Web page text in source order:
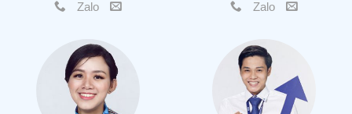
Zalo
Zalo